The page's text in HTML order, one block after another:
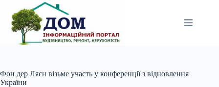
вмісту
Фон дер Ляєн візьме участь у конференції з відновлення
України